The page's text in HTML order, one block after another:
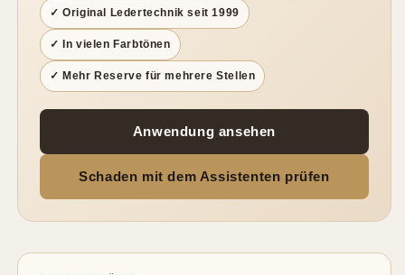
✓ Original Ledertechnik seit 1999
✓ In vielen Farbtönen
✓ Mehr Reserve für mehrere Stellen
Anwendung ansehen
Schaden mit dem Assistenten prüfen